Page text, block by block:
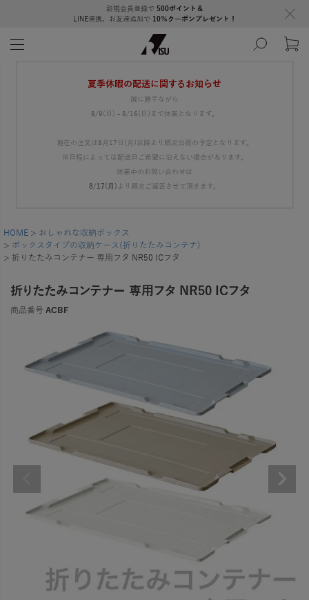
新規会員登録で 500ポイント＆
LINE連携、お友達追加で 10％クーポンプレゼント！
夏季休暇の配送に関するお知らせ
誠に勝手ながら
8/9(日) - 8/16(日)まで休業となります。
現在の注文は8月17日(月)以降より順次出荷の予定となります。
※日程によっては配送日ご希望に沿えない場合があります。
休業中のお問い合わせは
8/17(月) より順次ご返答させて頂きます。
HOME
おしゃれな収納ボックス
ボックスタイプの収納ケース(折りたたみコンテナ)
折りたたみコンテナー 専用フタ NR50 ICフタ
折りたたみコンテナー 専用フタ NR50 ICフタ
商品番号 ACBF